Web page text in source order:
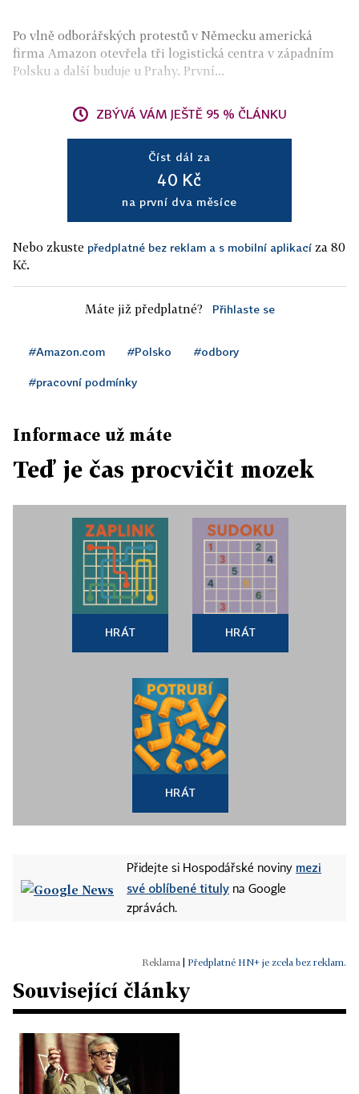
Po vlně odborářských protestů v Německu americká
firma Amazon otevřela tři logistická centra v západním
Polsku a další buduje u Prahy. První...
ZBÝVÁ VÁM JEŠTĚ 95 % ČLÁNKU
Číst dál za
40 Kč
na první dva měsíce
Nebo zkuste předplatné bez reklam a s mobilní aplikací za 80
Kč.
Máte již předplatné? Přihlaste se
#Amazon.com #Polsko #odbory
#pracovní podmínky
Informace už máte
Teď je čas procvičit mozek
HRÁT HRÁT
HRÁT
Přidejte si Hospodářské noviny mezi
své oblíbené tituly na Google
zprávách.
Předplatné HN+ je zcela bez reklam.
Související články